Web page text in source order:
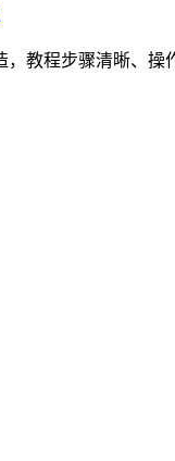
教程步骤清晰、